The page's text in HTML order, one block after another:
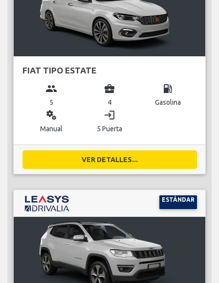
FIAT TIPO ESTATE
group
5
business_center
4
local_gas_station
Gasolina
miscellaneous_services
Manual
login
5 Puerta
VER DETALLES...
ESTÁNDAR